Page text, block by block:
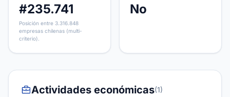
#235.741
Posición entre 3.316.848
empresas chilenas (multi-
criterio).
No
Actividades económicas(1)